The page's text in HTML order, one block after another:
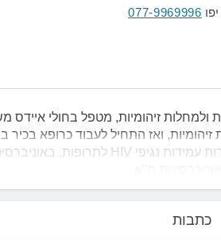
077-9969996
זיהומיות, מטפל בחולי איידס משנת
ת"א.
ומרצה בכנסים בין לאומיים, הקים
כתבות